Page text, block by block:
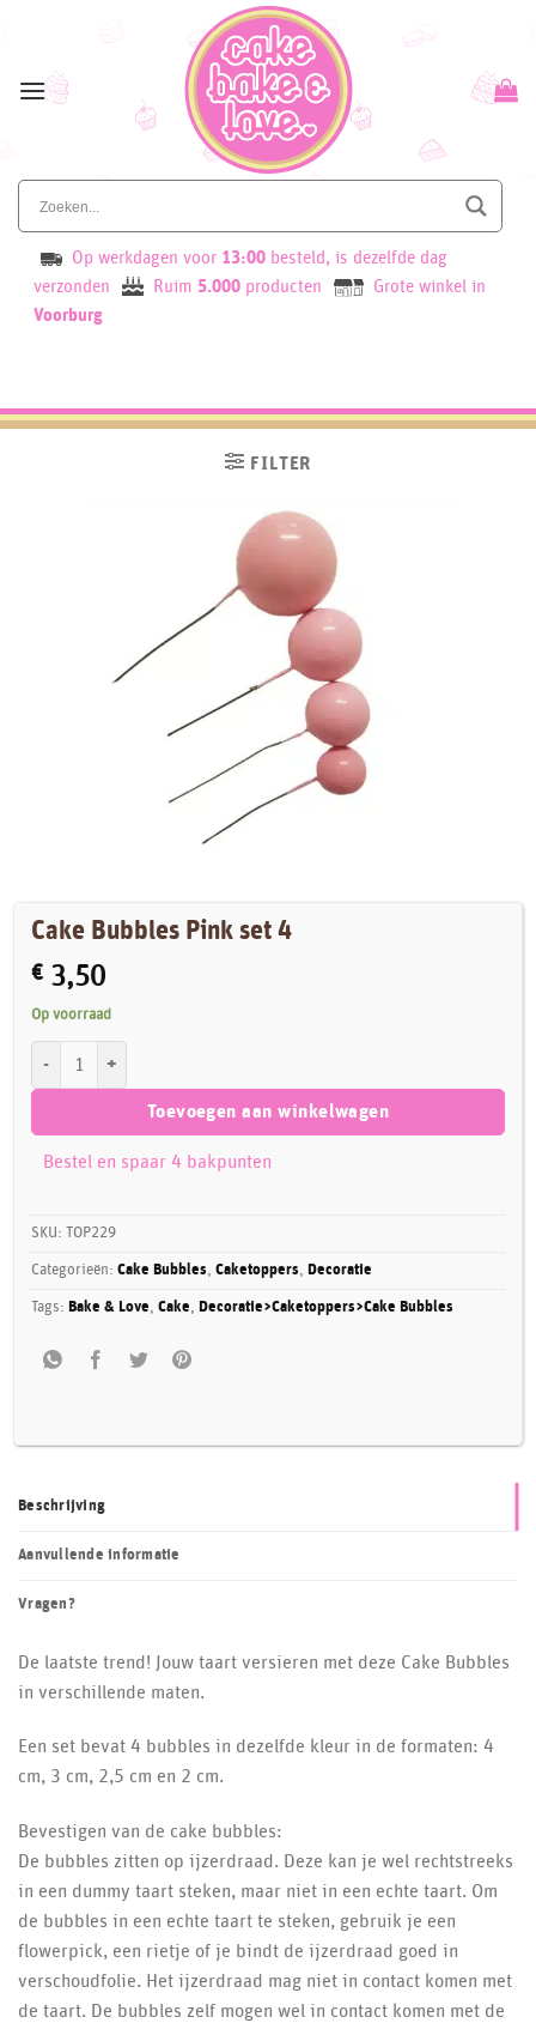
content
Op werkdagen voor 13:00 besteld, is dezelfde dag
verzonden
Ruim 5.000 producten
Grote winkel in
Voorburg
FILTER
Cake Bubbles Pink set 4
€ 3,50
Op voorraad
Toevoegen aan winkelwagen
Bestel en spaar 4 bakpunten
SKU:TOP229
Categorieën:Cake Bubbles,Caketoppers, Decoratie
Tags: Bake & Love,Cake, Decoratie>Caketoppers>Cake Bubbles
Beschrijving
Aanvullende informatie
Vragen?
De laatste trend! Jouw taart versieren met deze Cake Bubbles
in verschillende maten.
Een set bevat 4 bubbles in dezelfde kleur in de formaten: 4
cm, 3 cm, 2,5 cm en 2 cm.
Bevestigen van de cake bubbles:
De bubbles zitten op ijzerdraad. Deze kan je wel rechtstreeks
in een dummy taart steken, maar niet in een echte taart. Om
de bubbles in een echte taart te steken, gebruik je een
flowerpick, een rietje of je bindt de ijzerdraad goed in
verschoudfolie. Het ijzerdraad mag niet in contact komen met
de taart. De bubbles zelf mogen wel in contact komen met de